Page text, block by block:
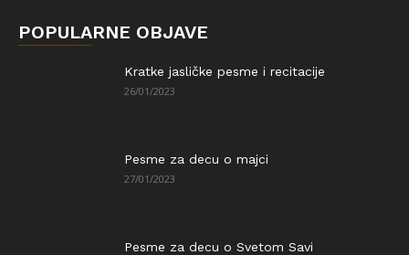
POPULARNE OBJAVE
Kratke jasličke pesme i recitacije
26/01/2023
Pesme za decu o majci
27/01/2023
Pesme za decu o Svetom Savi